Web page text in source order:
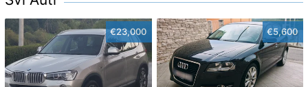
€23,000 €5,600